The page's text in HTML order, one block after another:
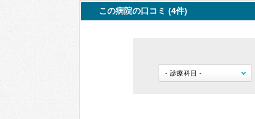
この病院の口コミ (4件)